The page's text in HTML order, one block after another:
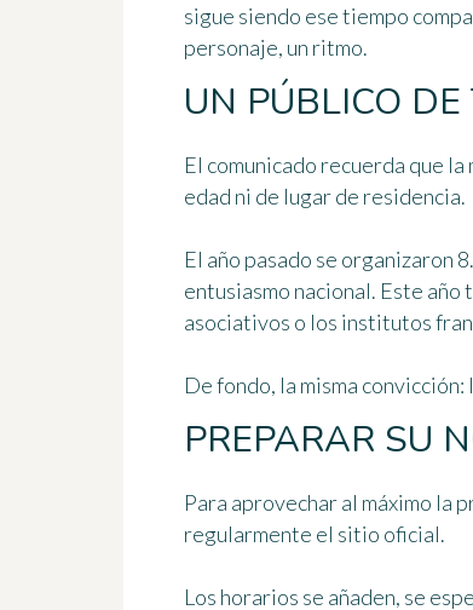
sigue siendo ese tiempo
personaje, un ritmo.
UN PÚBLICO
El comunicado recuerda que
edad ni de lugar de residencia.
El año pasado se organizaron
entusiasmo nacional. Este
asociativos o los institutos
De fondo, la misma
PREPARAR SU
Para aprovechar al máximo la
regularmente el sitio oficial.
Los horarios se añaden, se